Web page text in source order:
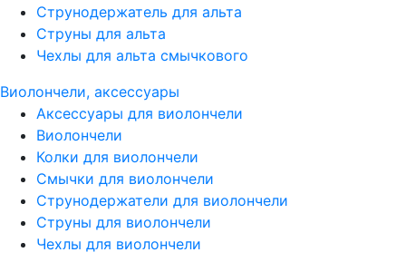
Струнодержатель для альта
Струны для альта
Чехлы для альта смычкового
Виолончели, аксессуары
Аксессуары для виолончели
Виолончели
Колки для виолончели
Смычки для виолончели
Струнодержатели для виолончели
Струны для виолончели
Чехлы для виолончели